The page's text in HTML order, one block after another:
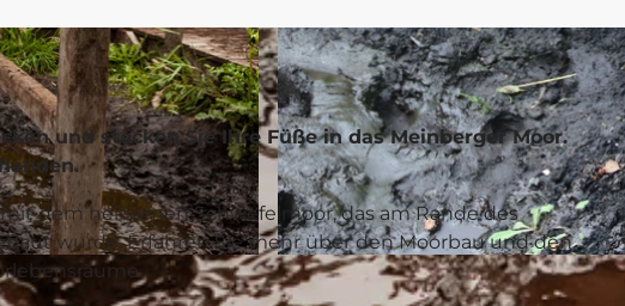
© GesUndTourismus Horn-Bad Meinberg GmbH, Sinya Nielsen |CC-BY-SA
und stecken Sie Ihre Füße in das Meinberger Moor.
dem heilsamen Schwefelmoor, das am Rande des
wurde. Erfahren Sie mehr über den Moorbau und den